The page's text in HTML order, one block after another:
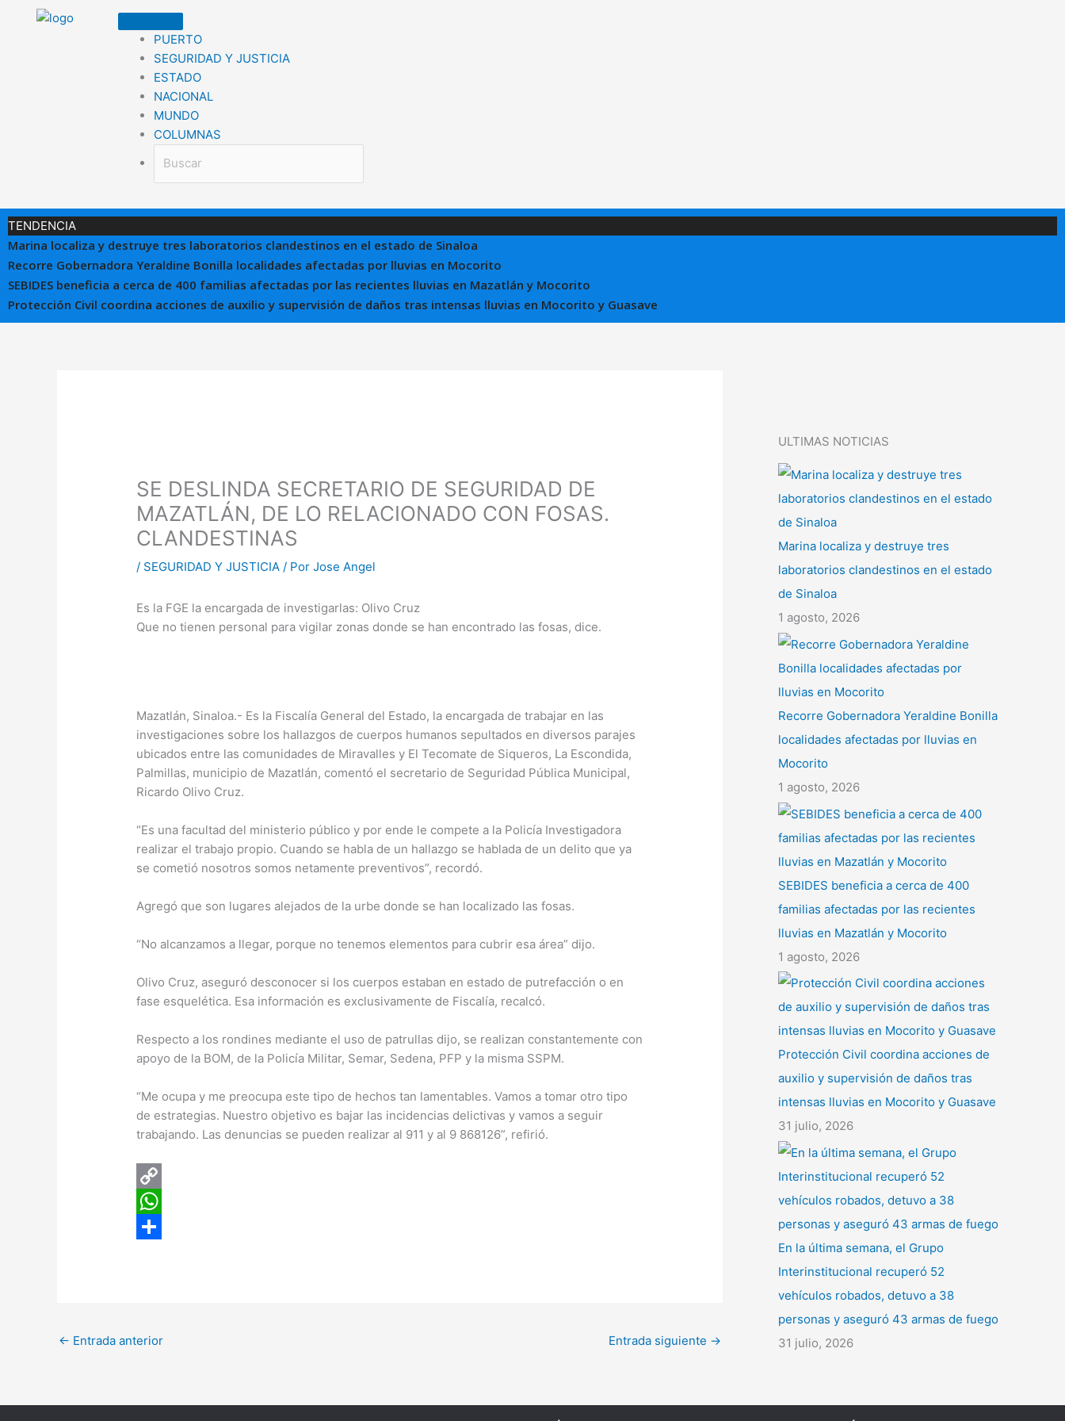
PUERTO
SEGURIDAD Y JUSTICIA
ESTADO
NACIONAL
MUNDO
COLUMNAS
TENDENCIA
Marina localiza y destruye tres laboratorios clandestinos en el estado de Sinaloa
Recorre Gobernadora Yeraldine Bonilla localidades afectadas por lluvias en Mocorito
SEBIDES beneficia a cerca de 400 familias afectadas por las recientes lluvias en Mazatlán y Mocorito
Protección Civil coordina acciones de auxilio y supervisión de daños tras intensas lluvias en Mocorito y Guasave
SE DESLINDA SECRETARIO DE SEGURIDAD DE
MAZATLÁN, DE LO RELACIONADO CON FOSAS.
CLANDESTINAS
/ SEGURIDAD Y JUSTICIA / PorJose Angel
Es la FGE la encargada de investigarlas: Olivo Cruz
Que no tienen personal para vigilar zonas donde se han encontrado las fosas, dice.
Mazatlán, Sinaloa.- Es la Fiscalía General del Estado, la encargada de trabajar en las
investigaciones sobre los hallazgos de cuerpos humanos sepultados en diversos parajes
ubicados entre las comunidades de Miravalles y El Tecomate de Siqueros, La Escondida,
Palmillas, municipio de Mazatlán, comentó el secretario de Seguridad Pública Municipal,
Ricardo Olivo Cruz.
“Es una facultad del ministerio público y por ende le compete a la Policía Investigadora
realizar el trabajo propio. Cuando se habla de un hallazgo se hablada de un delito que ya
se cometió nosotros somos netamente preventivos”, recordó.
Agregó que son lugares alejados de la urbe donde se han localizado las fosas.
“No alcanzamos a llegar, porque no tenemos elementos para cubrir esa área” dijo.
Olivo Cruz, aseguró desconocer si los cuerpos estaban en estado de putrefacción o en
fase esquelética. Esa información es exclusivamente de Fiscalía, recalcó.
Respecto a los rondines mediante el uso de patrullas dijo, se realizan constantemente con
apoyo de la BOM, de la Policía Militar, Semar, Sedena, PFP y la misma SSPM.
“Me ocupa y me preocupa este tipo de hechos tan lamentables. Vamos a tomar otro tipo
de estrategias. Nuestro objetivo es bajar las incidencias delictivas y vamos a seguir
trabajando. Las denuncias se pueden realizar al 911 y al 9 868126”, refirió.
C
oW
p
t
← Entrada anterior Entrada siguiente →
ULTIMAS NOTICIAS
Marina localiza y destruye tres
laboratorios clandestinos en el estado
de Sinaloa
1 agosto, 2026
Recorre Gobernadora Yeraldine Bonilla
localidades afectadas por lluvias en
Mocorito
1 agosto, 2026
SEBIDES beneficia a cerca de 400
familias afectadas por las recientes
lluvias en Mazatlán y Mocorito
1 agosto, 2026
Protección Civil coordina acciones de
auxilio y supervisión de daños tras
intensas lluvias en Mocorito y Guasave
31 julio, 2026
En la última semana, el Grupo
Interinstitucional recuperó 52
vehículos robados, detuvo a 38
personas y aseguró 43 armas de fuego
31 julio, 2026